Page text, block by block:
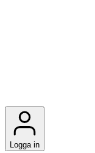
Logga in